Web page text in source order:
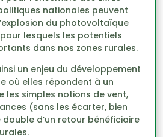
nationales peuvent
du photovoltaïque
lesquels les potentiels
dans nos zones rurales.
un enjeu du développement
où elles répondent à un
les simples notions de vent,
(sans les écarter, bien
d’un retour bénéficiaire